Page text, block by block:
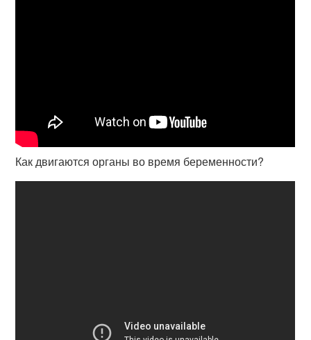
Как двигаются органы во время беременности?